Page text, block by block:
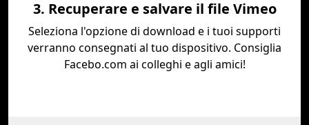
3. Recuperare e salvare il file Vimeo
Seleziona l'opzione di download e i tuoi supporti
verranno consegnati al tuo dispositivo. Consiglia
Facebo.com ai colleghi e agli amici!